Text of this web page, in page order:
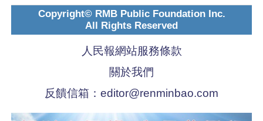
Copyright© RMB Public Foundation Inc.
All Rights Reserved
人民報網站服務條款
關於我們
反饋信箱： editor@renminbao.com